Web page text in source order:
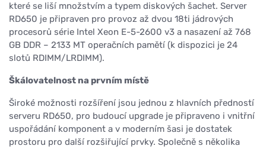
které se liší množstvím a typem diskových šachet. Server
RD650 je připraven pro provoz až dvou 18ti jádrových
procesorů série Intel Xeon E-5-2600 v3 a nasazení až 768
GB DDR – 2133 MT operačních pamětí (k dispozici je 24
slotů RDIMM/LRDIMM).
Škálovatelnost na prvním místě
Široké možnosti rozšíření jsou jednou z hlavních předností
serveru RD650, pro budoucí upgrade je připraveno i vnitřní
uspořádání komponent a v moderním šasi je dostatek
prostoru pro další rozšiřující prvky. Společně s několika